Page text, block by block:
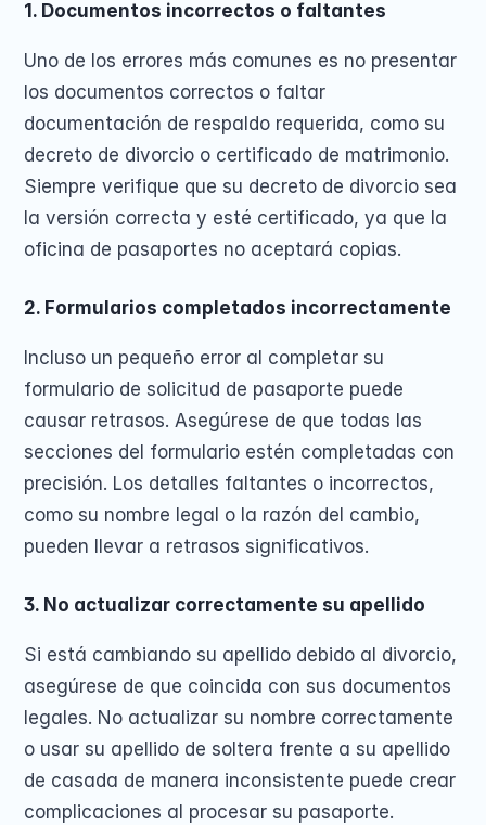
1. Documentos incorrectos o faltantes
Uno de los errores más comunes es no presentar
los documentos correctos o faltar
documentación de respaldo requerida, como su
decreto de divorcio o certificado de matrimonio.
Siempre verifique que su decreto de divorcio sea
la versión correcta y esté certificado, ya que la
oficina de pasaportes no aceptará copias.
2. Formularios completados incorrectamente
Incluso un pequeño error al completar su
formulario de solicitud de pasaporte puede
causar retrasos. Asegúrese de que todas las
secciones del formulario estén completadas con
precisión. Los detalles faltantes o incorrectos,
como su nombre legal o la razón del cambio,
pueden llevar a retrasos significativos.
3. No actualizar correctamente su apellido
Si está cambiando su apellido debido al divorcio,
asegúrese de que coincida con sus documentos
legales. No actualizar su nombre correctamente
o usar su apellido de soltera frente a su apellido
de casada de manera inconsistente puede crear
complicaciones al procesar su pasaporte.